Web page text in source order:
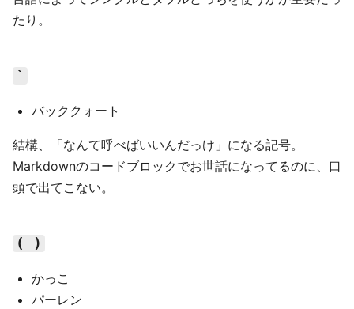
たり。
`
バッククォート
結構、「なんて呼べばいいんだっけ」になる記号。
Markdownのコードブロックでお世話になってるのに、口
頭で出てこない。
( )
かっこ
パーレン